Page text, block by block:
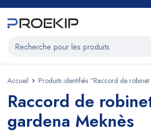
Accueil Produits identifiés “Raccord de
Raccord de
gardena Meknès